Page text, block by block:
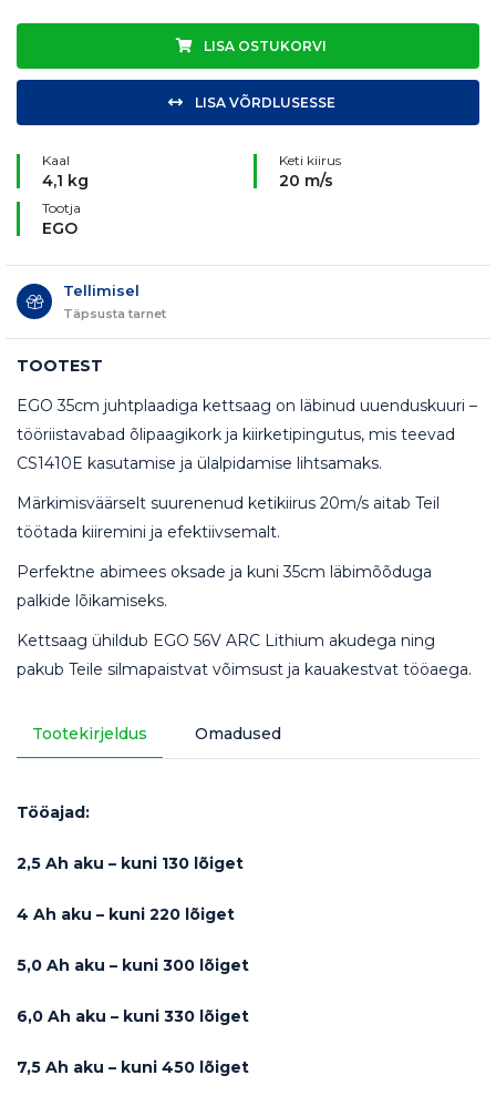
LISA OSTUKORVI
LISA VÕRDLUSESSE
Kaal
4,1 kg
Keti kiirus
20 m/s
Tootja
EGO
Tellimisel
Täpsusta tarnet
TOOTEST
EGO 35cm juhtplaadiga kettsaag on läbinud uuenduskuuri –
tööriistavabad õlipaagikork ja kiirketipingutus, mis teevad
CS1410E kasutamise ja ülalpidamise lihtsamaks.
Märkimisväärselt suurenenud ketikiirus 20m/s aitab Teil
töötada kiiremini ja efektiivsemalt.
Perfektne abimees oksade ja kuni 35cm läbimõõduga
palkide lõikamiseks.
Kettsaag ühildub EGO 56V ARC Lithium akudega ning
pakub Teile silmapaistvat võimsust ja kauakestvat tööaega.
Tootekirjeldus Omadused
Tööajad:
2,5 Ah aku – kuni 130 lõiget
4 Ah aku – kuni 220 lõiget
5,0 Ah aku – kuni 300 lõiget
6,0 Ah aku – kuni 330 lõiget
7,5 Ah aku – kuni 450 lõiget